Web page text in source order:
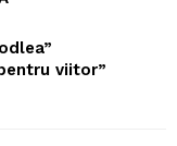
viitor”